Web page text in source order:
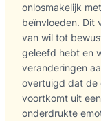
onlosmakelijk
beïnvloeden. Dit
van wil tot
geleefd hebt en
veranderingen
overtuigd dat de
voortkomt uit
onderdrukte